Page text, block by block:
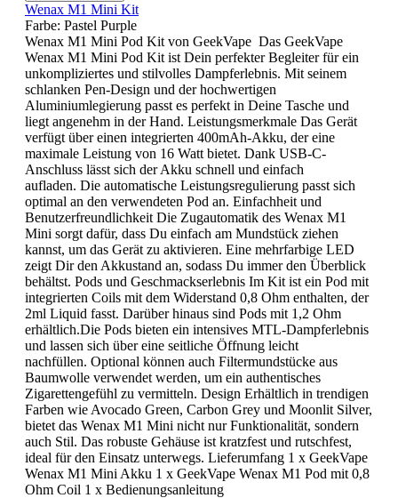
Wenax M1 Mini Kit
Farbe: Pastel Purple
Wenax M1 Mini Pod Kit von GeekVape Das GeekVape
Wenax M1 Mini Pod Kit ist Dein perfekter Begleiter für ein
unkompliziertes und stilvolles Dampferlebnis. Mit seinem
schlanken Pen-Design und der hochwertigen
Aluminiumlegierung passt es perfekt in Deine Tasche und
liegt angenehm in der Hand. Leistungsmerkmale Das Gerät
verfügt über einen integrierten 400mAh-Akku, der eine
maximale Leistung von 16 Watt bietet. Dank USB-C-
Anschluss lässt sich der Akku schnell und einfach
aufladen. Die automatische Leistungsregulierung passt sich
optimal an den verwendeten Pod an. Einfachheit und
Benutzerfreundlichkeit Die Zugautomatik des Wenax M1
Mini sorgt dafür, dass Du einfach am Mundstück ziehen
kannst, um das Gerät zu aktivieren. Eine mehrfarbige LED
zeigt Dir den Akkustand an, sodass Du immer den Überblick
behältst. Pods und Geschmackserlebnis Im Kit ist ein Pod mit
integrierten Coils mit dem Widerstand 0,8 Ohm enthalten, der
2ml Liquid fasst. Darüber hinaus sind Pods mit 1,2 Ohm
erhältlich.Die Pods bieten ein intensives MTL-Dampferlebnis
und lassen sich über eine seitliche Öffnung leicht
nachfüllen. Optional können auch Filtermundstücke aus
Baumwolle verwendet werden, um ein authentisches
Zigarettengefühl zu vermitteln. Design Erhältlich in trendigen
Farben wie Avocado Green, Carbon Grey und Moonlit Silver,
bietet das Wenax M1 Mini nicht nur Funktionalität, sondern
auch Stil. Das robuste Gehäuse ist kratzfest und rutschfest,
ideal für den Einsatz unterwegs. Lieferumfang 1 x GeekVape
Wenax M1 Mini Akku 1 x GeekVape Wenax M1 Pod mit 0,8
Ohm Coil 1 x Bedienungsanleitung